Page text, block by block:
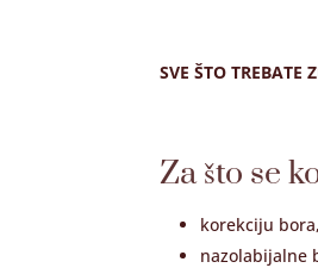
SVE ŠTO
Za što se
korekciju
nazolabijalne